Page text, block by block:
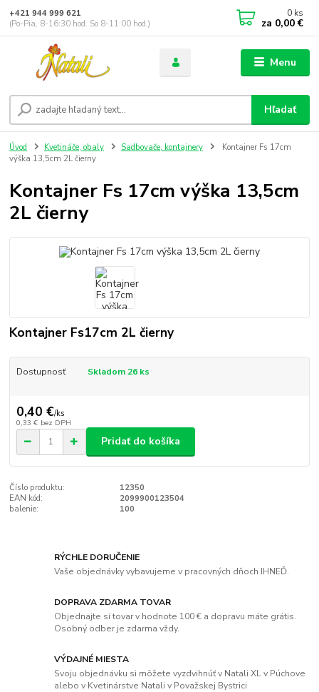
Menu
Hľadať
+421 944 999 621
(Po-Pia, 8-16:30 hod. So 8-11:00 hod.)
0 ks
za 0,00 €
Úvod Kvetináče, obaly Sadbovače, kontajnery
Kontajner Fs 17cm
výška 13,5cm 2L čierny
Kontajner Fs 17cm výška 13,5cm
2L čierny
Kontajner Fs17cm 2L čierny
Dostupnosť Skladom 26 ks
0,40 €/ks
0,33 € bez DPH
Pridať do košíka
Číslo produktu:
12350
EAN kód:
2099900123504
balenie:
100
RÝCHLE DORUČENIE
Vaše objednávky vybavujeme v pracovných dňoch IHNEĎ.
DOPRAVA ZDARMA TOVAR
Objednajte si tovar v hodnote 100 € a dopravu máte grátis.
Osobný odber je zdarma vždy.
VÝDAJNÉ MIESTA
Svoju objednávku si môžete vyzdvihnúť v Natali XL v Púchove
alebo v Kvetinárstve Natali v Považskej Bystrici